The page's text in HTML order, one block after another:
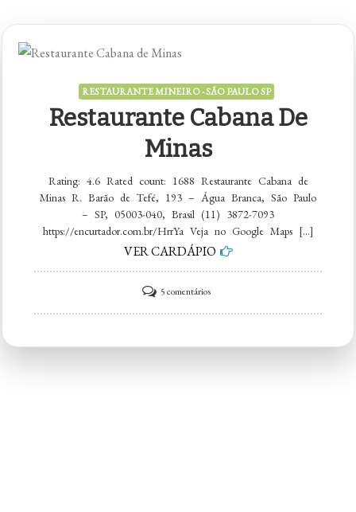
RESTAURANTE MINEIRO - SÃO PAULO SP
Restaurante Cabana De
Minas
Rating: 4.6 Rated count: 1688 Restaurante Cabana de
Minas R. Barão de Tefé, 193 – Água Branca, São Paulo
– SP, 05003-040, Brasil (11) 3872-7093
https://encurtador.com.br/HrrYa Veja no Google Maps […]
VER CARDÁPIO
5 comentáriosem
Restaurante